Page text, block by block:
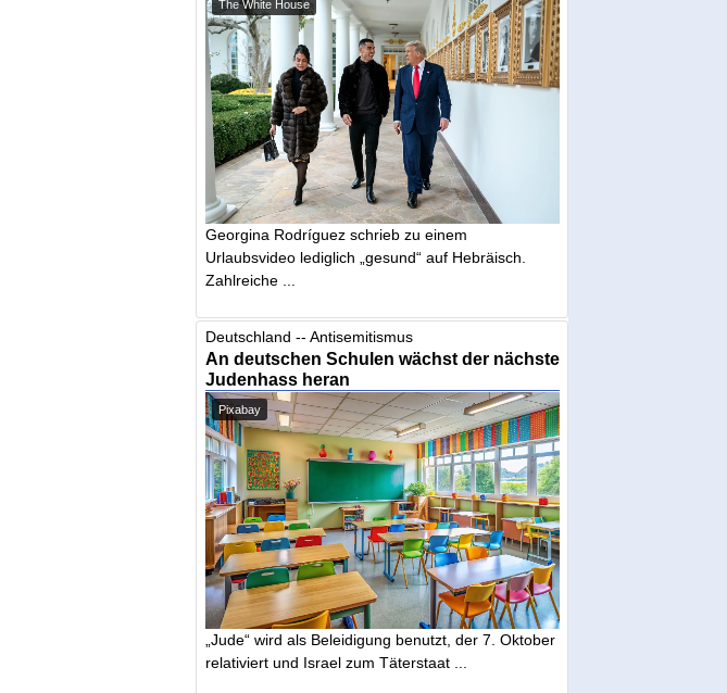
The White House
Georgina Rodríguez schrieb zu einem
Urlaubsvideo lediglich „gesund“ auf Hebräisch.
Zahlreiche ...
Deutschland -- Antisemitismus
An deutschen Schulen wächst der nächste
Judenhass heran
Pixabay
„Jude“ wird als Beleidigung benutzt, der 7. Oktober
relativiert und Israel zum Täterstaat ...